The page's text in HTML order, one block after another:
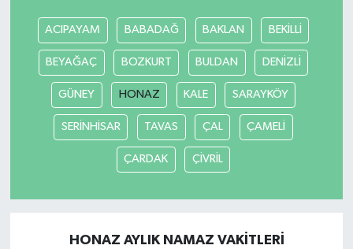
ACIPAYAM BABADAĞ BAKLAN BEKİLLİ
BEYAĞAÇ BOZKURT BULDAN DENİZLİ
GÜNEY HONAZ KALE SARAYKÖY
SERİNHİSAR TAVAS ÇAL ÇAMELİ
ÇARDAK ÇİVRİL
HONAZ AYLIK NAMAZ VAKITLERI